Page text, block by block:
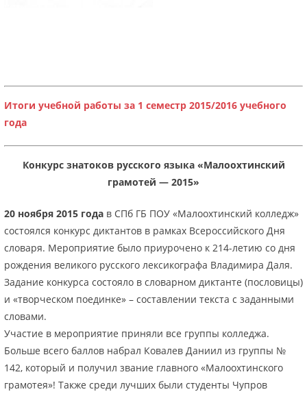
Итоги учебной работы за 1 семестр 2015/2016 учебного
года
Конкурс знатоков русского языка «Малоохтинский
грамотей — 2015»
20 ноября 2015 года в СПб ГБ ПОУ «Малоохтинский колледж»
состоялся конкурс диктантов в рамках Всероссийского Дня
словаря. Мероприятие было приурочено к 214-летию со дня
рождения великого русского лексикографа Владимира Даля.
Задание конкурса состояло в словарном диктанте (пословицы)
и «творческом поединке» – составлении текста с заданными
словами.
Участие в мероприятие приняли все группы колледжа.
Больше всего баллов набрал Ковалев Даниил из группы №
142, который и получил звание главного «Малоохтинского
грамотея»! Также среди лучших были студенты Чупров